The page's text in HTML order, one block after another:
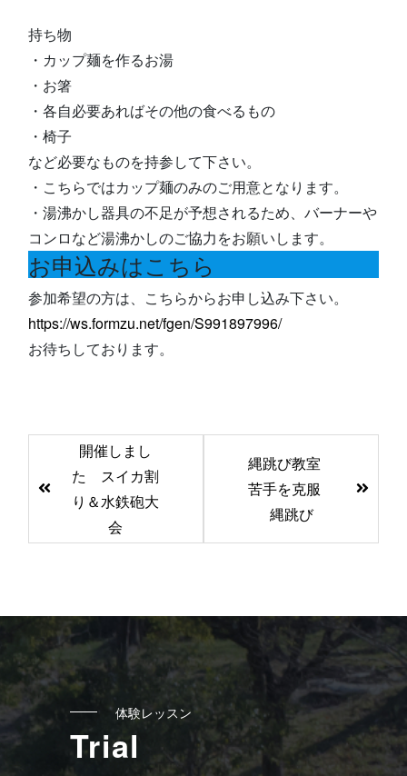
持ち物
・カップ麺を作るお湯
・お箸
・各自必要あればその他の食べるもの
・椅子
など必要なものを持参して下さい。
・こちらではカップ麺のみのご用意となります。
・湯沸かし器具の不足が予想されるため、バーナーや
コンロなど湯沸かしのご協力をお願いします。
お申込みはこちら
参加希望の方は、こちらからお申し込み下さい。
https://ws.formzu.net/fgen/S991897996/
お待ちしております。
の
の
リ
ン
ク
開催しまし
た スイカ割
り＆水鉄砲大
会
縄跳び教室
苦手を克服
縄跳び
体験レッスン
Trial